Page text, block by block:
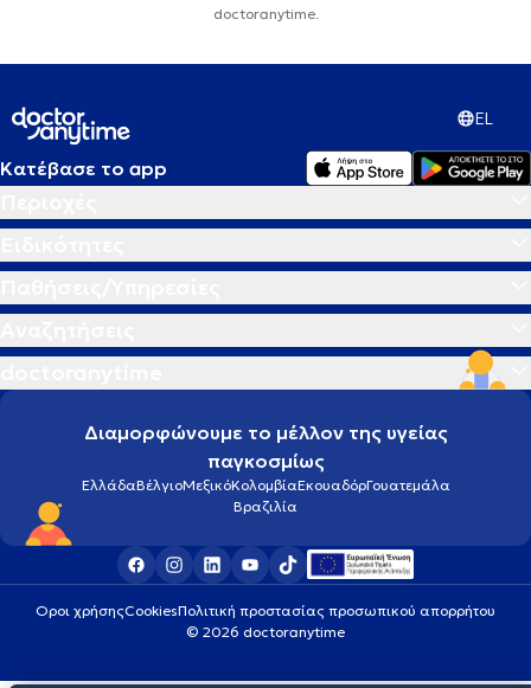
doctoranytime.
EL
Κατέβασε το app
Διαμορφώνουμε το μέλλον της υγείας
παγκοσμίως
ΕλλάδαΒέλγιοΜεξικόΚολομβίαΕκουαδόρΓουατεμάλα
Βραζιλία
Οροι χρήσηςCookiesΠολιτική προστασίας προσωπικού απορρήτου
© 2026 doctoranytime